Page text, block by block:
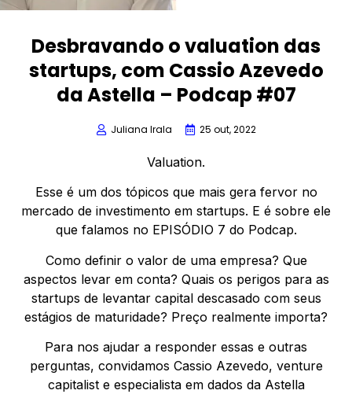
Desbravando o valuation das
startups, com Cassio Azevedo
da Astella – Podcap #07
Juliana Irala 25 out, 2022
Valuation.
Esse é um dos tópicos que mais gera fervor no
mercado de investimento em startups. E é sobre ele
que falamos no EPISÓDIO 7 do Podcap.
Como definir o valor de uma empresa? Que
aspectos levar em conta? Quais os perigos para as
startups de levantar capital descasado com seus
estágios de maturidade? Preço realmente importa?
Para nos ajudar a responder essas e outras
perguntas, convidamos Cassio Azevedo, venture
capitalist e especialista em dados da Astella